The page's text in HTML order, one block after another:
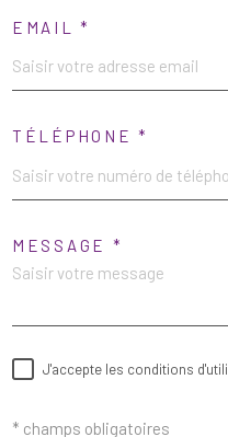
EMAIL *
TÉLÉPHONE *
MESSAGE *
J'accepte les conditions
* champs obligatoires